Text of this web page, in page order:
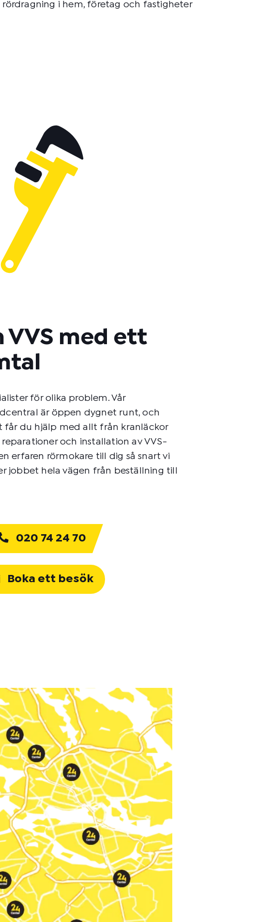
i hem, företag och fastigheter
VVS med ett
för olika problem. Vår
är öppen dygnet runt, och
får du hjälp med allt från kranläckor
och installation av VVS-
erfaren rörmokare till dig så snart vi
jobbet hela vägen från beställning till
020 74 24 70
Boka ett besök